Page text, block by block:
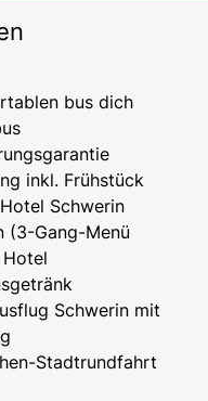
bus dich
inkl. Frühstück
Schwerin
(3-Gang-Menü
Schwerin mit
Stadtrundfahrt